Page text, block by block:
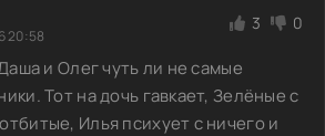
20:58
3 0
и Олег чуть ли не самые
Тот на дочь гавкает, Зелёные с
Илья психует с ничего и